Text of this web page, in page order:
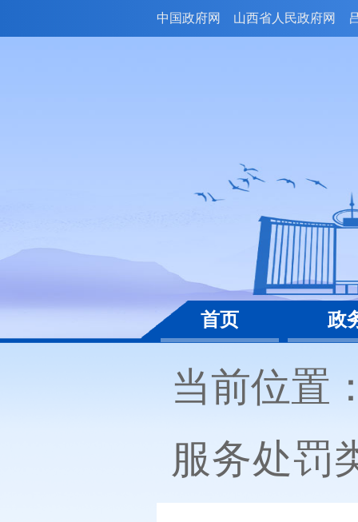
中国政府网 山西省人民政府网
首页 政
当前位置
服务处罚